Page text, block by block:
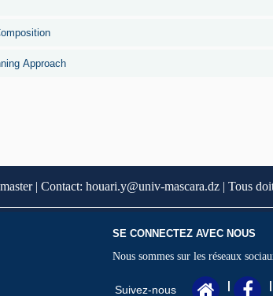
Approach
| Contact: houari.y@univ-mascara.dz | Tous
SE CONNECTEZ AVEC NOUS
Nous sommes sur les réseaux
Suivez-nous | |